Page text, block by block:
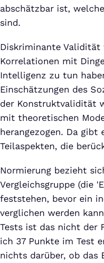
abschätzbar ist,
sind.
Diskriminante Validität
Korrelationen mit
Intelligenz zu tun
Einschätzungen des
der Konstruktvalidität
mit theoretischen
herangezogen. Da gibt
Teilaspekten, die
Normierung bezieht
Vergleichsgruppe (die
feststehen, bevor ein
verglichen werden
Tests ist das nicht der
ich 37 Punkte im Test
nichts darüber, ob das